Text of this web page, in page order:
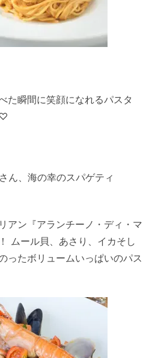
た瞬間に笑顔になれるパスタ
ん、海の幸のスパゲティ
アン『アランチーノ・ディ・マ
ムール貝、あさり、イカそし
ったボリュームいっぱいのパス